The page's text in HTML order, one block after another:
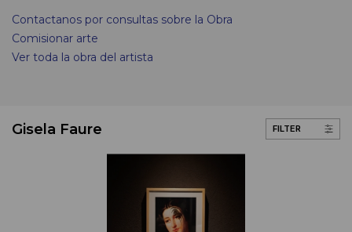
Contactanos por consultas sobre la Obra
Comisionar arte
Ver toda la obra del artista
Gisela Faure FILTER